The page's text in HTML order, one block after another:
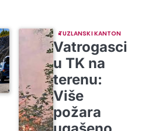
TUZLANSKI KANTON
Vatrogasci
u TK na
terenu:
Više
požara